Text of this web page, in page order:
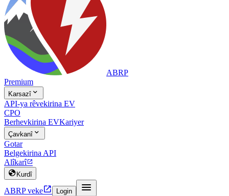
ABRP
Premium
Karsazî 
API-ya rêvekirina EV
CPO
Berhevkirina EVKariyer
Çavkanî 
Gotar
Belgekirina API
Alîkarî
 Kurdî
ABRP veke Login 